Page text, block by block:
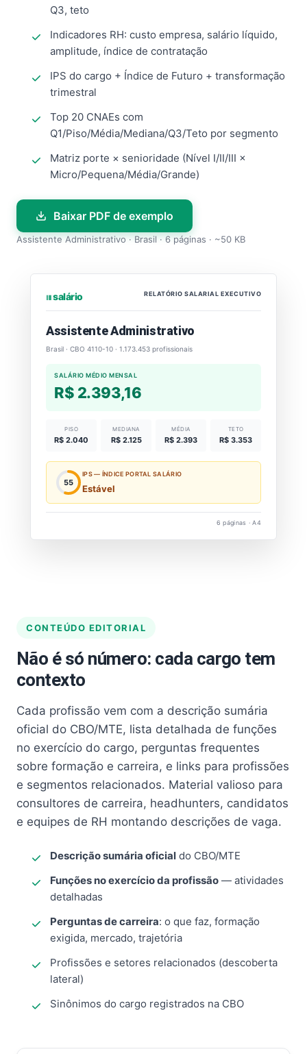
Q3, teto
Indicadores RH: custo empresa, salário líquido,
amplitude, índice de contratação
IPS do cargo + Índice de Futuro + transformação
trimestral
Top 20 CNAEs com
Q1/Piso/Média/Mediana/Q3/Teto por segmento
Matriz porte × senioridade (Nível I/II/III ×
Micro/Pequena/Média/Grande)
Baixar PDF de exemplo
Assistente Administrativo · Brasil · 6 páginas · ~50 KB
⏐⏐⏐ salário RELATÓRIO SALARIAL EXECUTIVO
Assistente Administrativo
Brasil · CBO 4110-10 · 1.173.453 profissionais
SALÁRIO MÉDIO MENSAL
R$ 2.393,16
PISO
R$ 2.040
MEDIANA
R$ 2.125
MÉDIA
R$ 2.393
TETO
R$ 3.353
55
IPS — ÍNDICE PORTAL SALÁRIO
Estável
6 páginas · A4
CONTEÚDO EDITORIAL
Não é só número: cada cargo tem
contexto
Cada profissão vem com a descrição sumária
oficial do CBO/MTE, lista detalhada de funções
no exercício do cargo, perguntas frequentes
sobre formação e carreira, e links para profissões
e segmentos relacionados. Material valioso para
consultores de carreira, headhunters, candidatos
e equipes de RH montando descrições de vaga.
Descrição sumária oficial do CBO/MTE
Funções no exercício da profissão — atividades
detalhadas
Perguntas de carreira: o que faz, formação
exigida, mercado, trajetória
Profissões e setores relacionados (descoberta
lateral)
Sinônimos do cargo registrados na CBO